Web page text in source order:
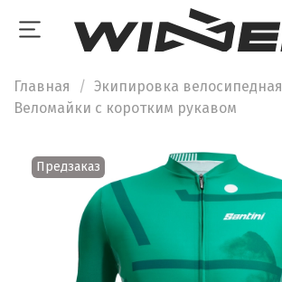
Главная Экипировка велосипедная
Веломайки с коротким рукавом
Предзаказ